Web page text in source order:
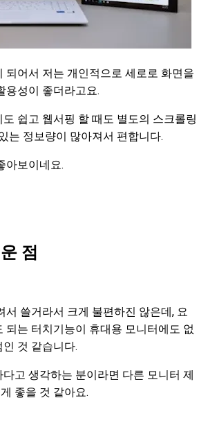
되어서 저는 개인적으로 세로로 화면을
용성이 좋더라고요.
쉽고 웹서핑 할 때도 별도의 스크롤링
는 정보량이 많아져서 편합니다.
아보이네요.
점
서 쓸거라서 크게 불편하진 않은데, 요
되는 터치기능이 휴대용 모니터에도 없
것 같습니다.
고 생각하는 분이라면 다른 모니터 제
좋을 것 같아요.